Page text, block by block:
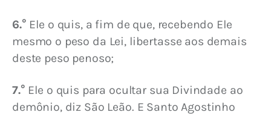
6.° Ele o quis, a fim de que, recebendo Ele
mesmo o peso da Lei, libertasse aos demais
deste peso penoso;
7.° Ele o quis para ocultar sua Divindade ao
demônio, diz São Leão. E Santo Agostinho